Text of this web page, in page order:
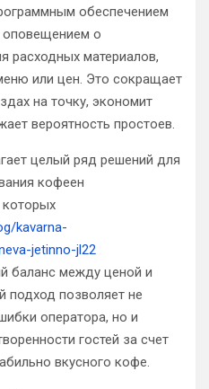
обеспечением
оповещением о
расходных материалов,
или цен. Это сокращает
на точку, экономит
вероятность простоев.
целый ряд решений для
кофеен
kavarna-
jetinno-jl22
баланс между ценой и
подход позволяет не
оператора, но и
гостей за счет
вкусного кофе.